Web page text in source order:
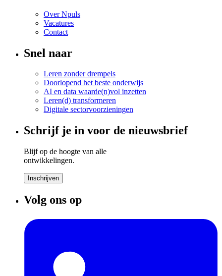
Over Npuls
Vacatures
Contact
Snel naar
Leren zonder drempels
Doorlopend het beste onderwijs
AI en data waarde(n)vol inzetten
Leren(d) transformeren
Digitale sectorvoorzieningen
Schrijf je in voor de nieuwsbrief
Blijf op de hoogte van alle
ontwikkelingen.
Inschrijven
Volg ons op